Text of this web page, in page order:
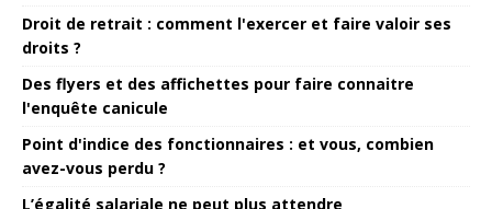
Droit de retrait : comment l'exercer et faire valoir ses
droits ?
Des flyers et des affichettes pour faire connaitre
l'enquête canicule
Point d'indice des fonctionnaires : et vous, combien
avez-vous perdu ?
L’égalité salariale ne peut plus attendre